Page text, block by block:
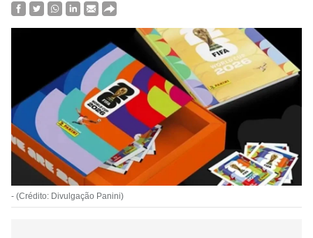
- (Crédito: Divulgação Panini)